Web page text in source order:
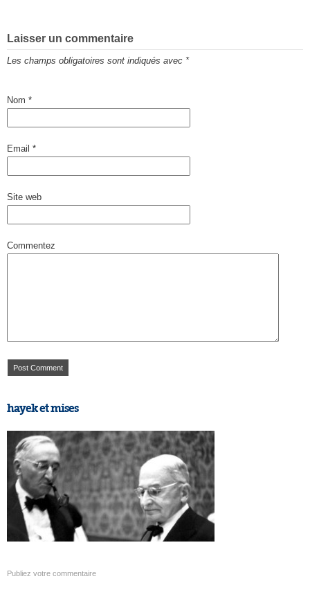
Laisser un commentaire
Les champs obligatoires sont indiqués avec *
Nom *
Email *
Site web
Commentez
hayek et mises
Publiez votre commentaire